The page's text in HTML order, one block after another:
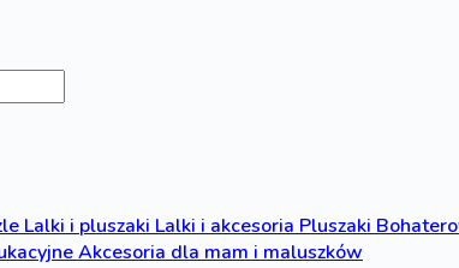
Lalki i pluszakiLalki i akcesoriaPluszaki
Akcesoria dla mam i maluszków